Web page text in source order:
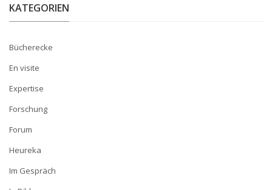
KATEGORIEN
Bücherecke
En visite
Expertise
Forschung
Forum
Heureka
Im Gespräch